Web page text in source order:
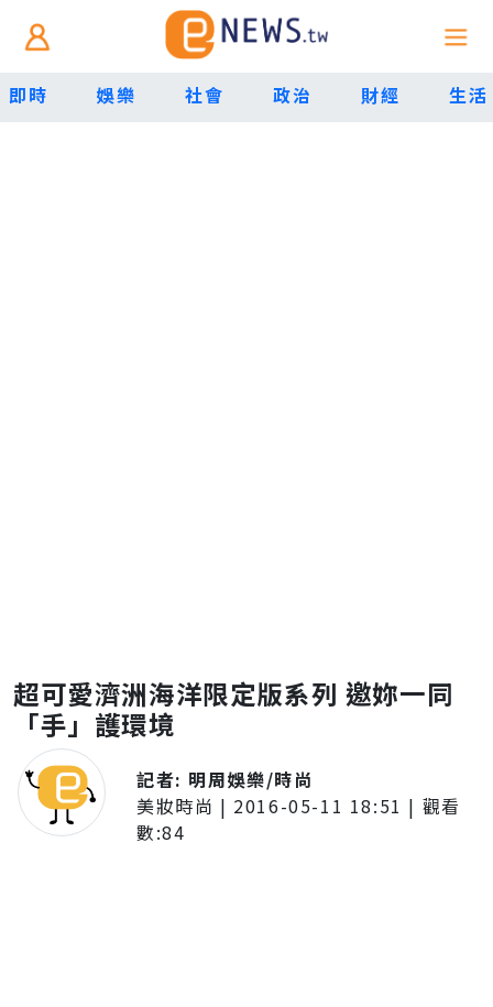
即時 娛樂 社會 政治 財經 生活
超可愛濟洲海洋限定版系列 邀妳一同
「手」護環境
記者: 明周娛樂/時尚
美妝時尚 | 2016-05-11 18:51 | 觀看
數:84